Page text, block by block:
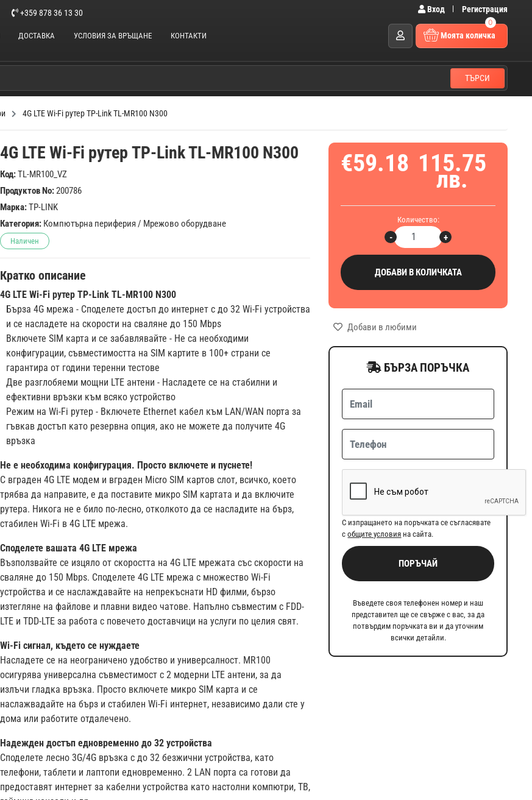
+359 878 36 13 30 Вход Регистрация
ДОСТАВКА УСЛОВИЯ ЗА ВРЪЩАНЕ КОНТАКТИ
0
Моята количка
ТЪРСИ
4G LTE Wi-Fi рутер TP-Link TL-MR100 N300
4G LTE Wi-Fi рутер TP-Link TL-MR100 N300
Код:TL-MR100_VZ
Продуктов No:200786
Марка:TP-LINK
Категория: Компютърна периферия/ Мрежово оборудване
Наличен
Кратко описание
4G LTE Wi-Fi рутер TP-Link TL-MR100 N300
Бърза 4G мрежа - Споделете достъп до интернет с до 32 Wi-Fi устройства
и се насладете на скорости на сваляне до 150 Mbps
Включете SIM карта и се забавлявайте - Не са необходими
конфигурации, съвместимостта на SIM картите в 100+ страни се
гарантира от години теренни тестове
Две разглобяеми мощни LTE антени - Насладете се на стабилни и
ефективни връзки към всяко устройство
Режим на Wi-Fi рутер - Включете Ethernet кабел към LAN/WAN порта за
гъвкав достъп като резервна опция, ако не можете да получите 4G
връзка
Не е необходима конфигурация. Просто включете и пуснете!
С вграден 4G LTE модем и вграден Micro SIM картов слот, всичко, което
трябва да направите, е да поставите микро SIM картата и да включите
рутера. Никога не е било по-лесно, отколкото да се насладите на бърз,
стабилен Wi-Fi в 4G LTE мрежа.
Споделете вашата 4G LTE мрежа
Възползвайте се изцяло от скоростта на 4G LTE мрежата със скорости на
сваляне до 150 Mbps. Споделете 4G LTE мрежа с множество Wi-Fi
устройства и се наслаждавайте на непрекъснати HD филми, бързо
изтегляне на файлове и плавни видео чатове. Напълно съвместим с FDD-
LTE и TDD-LTE за работа с повечето доставчици на услуги по целия свят.
Wi-Fi сигнал, където се нуждаете
Насладете се на неограничено удобство и универсалност. MR100
осигурява универсална съвместимост с 2 модерни LTE антени, за да
излъчи гладка връзка. Просто включете микро SIM карта и се
наслажвадайте на бърз и стабилен Wi-Fi интернет, независимо дали сте у
дома или работите отдалечено.
Надежден достъп едновременно до 32 устройства
Споделете лесно 3G/4G връзка с до 32 безжични устройства, като
телефони, таблети и лаптопи едновременно. 2 LAN порта са готови да
предоставят интернет за кабелни устройства като настолни компютри, ТВ,
€59.18 115.75
лв.
Количество:
+
-
ДОБАВИ В КОЛИЧКАТА
Добави в любими
БЪРЗА ПОРЪЧКА
С изпращането на поръчката се съгласявате
собщите условия на сайта.
ПОРЪЧАЙ
Въведете своя телефонен номер и наш
представител ще се свърже с вас, за да
потвърдим поръчката ви и да уточним
всички детайли.